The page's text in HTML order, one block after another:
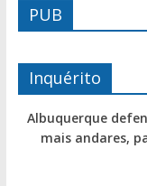
PUB
Inquérito
Albuquerque
mais andares,